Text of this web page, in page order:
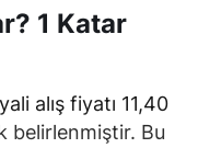
1 Katar
alış fiyatı 11,40
belirlenmiştir. Bu